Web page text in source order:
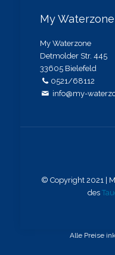
My Waterzone
My Waterzone
Detmolder Str. 445
33605 Bielefeld
0521/68112
info@my-
© Copyright 2021 |
des
Alle Preise